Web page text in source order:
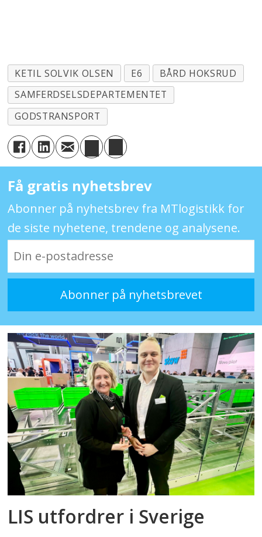
KETIL SOLVIK OLSEN E6
BÅRD HOKSRUD
SAMFERDSELSDEPARTEMENTET
GODSTRANSPORT
Få gratis nyhetsbrev
Abonner på nyhetsbrev fra MTlogistikk for
de siste nyhetene, trendene og analysene.
LIS utfordrer i Sverige